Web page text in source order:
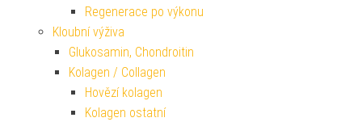
Regenerace po výkonu
Kloubní výživa
Glukosamin, Chondroitin
Kolagen / Collagen
Hovězí kolagen
Kolagen ostatní